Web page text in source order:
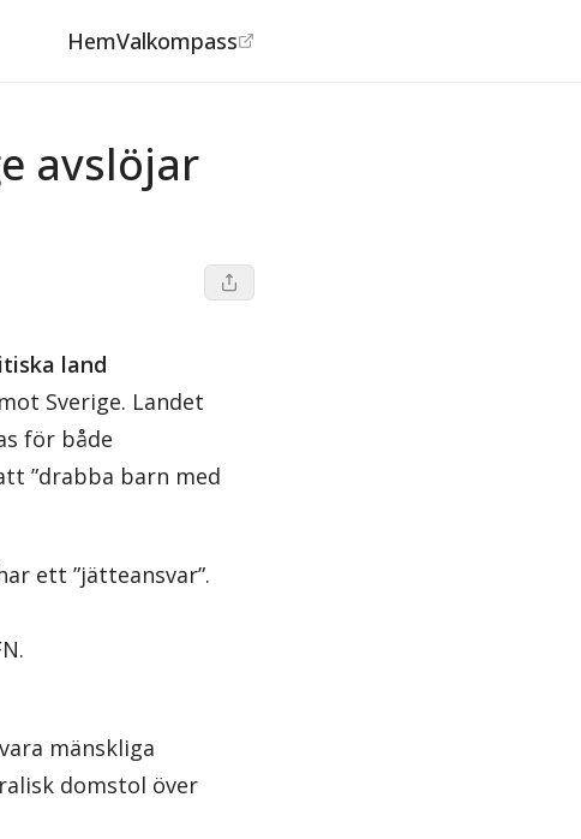
HemValkompass
avslöjar
land
Sverige. Landet
för både
”drabba barn med
ett ”jätteansvar”.
mänskliga
domstol över